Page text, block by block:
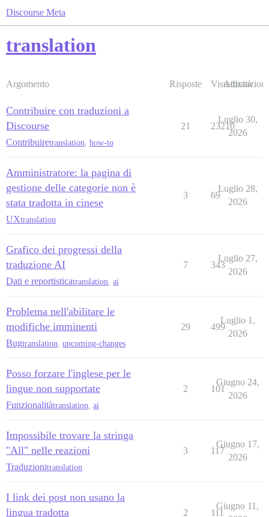
Discourse Meta
translation
Argomento Risposte Visualizzazioni
Attività
Contribuire con traduzioni a
Discourse
Contribuiretranslation how-to
21 23210
Luglio 30,
2026
Amministratore: la pagina di
gestione delle categorie non è
stata tradotta in cinese
UXtranslation
3 69
Luglio 28,
2026
Grafico dei progressi della
traduzione AI
Dati e reportisticatranslation ai
7 343
Luglio 27,
2026
Problema nell'abilitare le
modifiche imminenti
Bugtranslation upcoming-changes
29 499
Luglio 1,
2026
Posso forzare l'inglese per le
lingue non supportate
Funzionalitàtranslation ai
2 101
Giugno 24,
2026
Impossibile trovare la stringa
"All" nelle reazioni
Traduzionitranslation
3 117
Giugno 17,
2026
I link dei post non usano la
lingua tradotta
2 111
Giugno 11,